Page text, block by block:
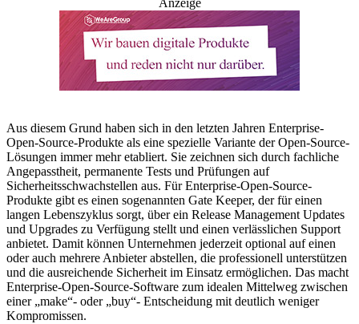
Aus diesem Grund haben sich in den letzten Jahren Enterprise-
Open-Source-Produkte als eine spezielle Variante der Open-Source-
Lösungen immer mehr etabliert. Sie zeichnen sich durch fachliche
Angepasstheit, permanente Tests und Prüfungen auf
Sicherheitsschwachstellen aus. Für Enterprise-Open-Source-
Produkte gibt es einen sogenannten Gate Keeper, der für einen
langen Lebenszyklus sorgt, über ein Release Management Updates
und Upgrades zu Verfügung stellt und einen verlässlichen Support
anbietet. Damit können Unternehmen jederzeit optional auf einen
oder auch mehrere Anbieter abstellen, die professionell unterstützen
und die ausreichende Sicherheit im Einsatz ermöglichen. Das macht
Enterprise-Open-Source-Software zum idealen Mittelweg zwischen
einer „make“- oder „buy“- Entscheidung mit deutlich weniger
Kompromissen.